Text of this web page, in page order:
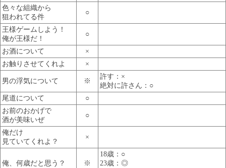
色々な組織から
狙われてる件
○
王様ゲームしよう！
俺が王様だ！
○
お酒について
×
お触りさせてくれよ
×
男の浮気について ※
許す：×
絶対に許さん：○
尾道について
○
お前のおかげで
酒が美味いぜ
○
俺だけ
見ていてくれよ？
×
俺、何歳だと思う？ ※
18歳：○
23歳：◎